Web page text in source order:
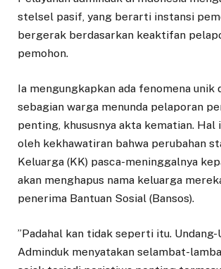
stelsel pasif, yang berarti instansi
bergerak berdasarkan keaktifan
pemohon.
​Ia mengungkapkan ada fenomena unik
sebagian warga menunda pelaporan
penting, khususnya akta kematian. Hal
oleh kekhawatiran bahwa perubahan
Keluarga (KK) pasca-meninggalnya
akan menghapus nama keluarga
penerima Bantuan Sosial (Bansos).
​”Padahal kan tidak seperti itu. Undang-
Adminduk menyatakan selambat-